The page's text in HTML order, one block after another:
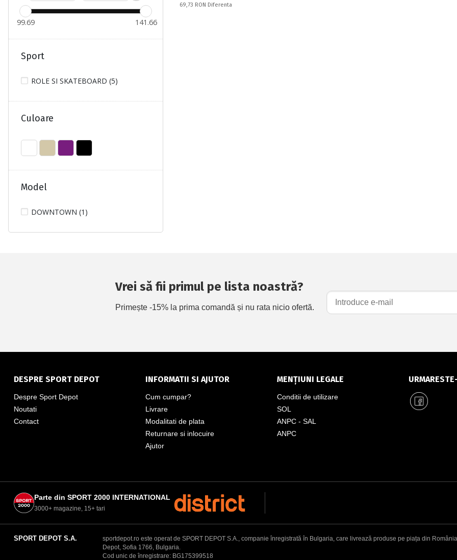
99.69 141.66
Sport
ROLE SI SKATEBOARD (5)
Culoare
Model
DOWNTOWN (1)
Спестявате:
69,73 RON Diferenta
Vrei să fii primul pe lista noastră?
Primește -15% la prima comandă și nu rata nicio ofertă.
DESPRE SPORT DEPOT
Despre Sport Depot
Noutati
Contact
INFORMATII SI AJUTOR
Cum cumpar?
Livrare
Modalitati de plata
Returnare si inlocuire
Ajutor
MENȚIUNI LEGALE
Conditii de utilizare
SOL
ANPC - SAL
ANPC
Parte din SPORT 2000 INTERNATIONAL
3000+ magazine, 15+ tari
SPORT DEPOT S.A.
sportdepot.ro este operat de SPORT DEPOT S.A., companie înregistrată în Bulgaria, care livrează produse pe piața din
Depot, Sofia 1766, Bulgaria.
Cod unic de înregistrare: BG175399518